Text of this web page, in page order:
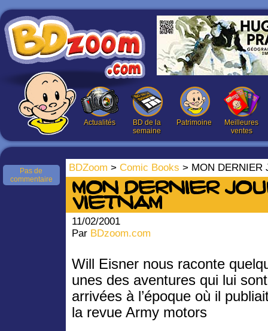
Actualités
BD de la
semaine
Patrimoine
Meilleures
ventes
BDZoom > Comic Books > MON DERNIER
Pas de
commentaire
MON DERNIER
VIETNAM
11/02/2001
Par BDzoom.com
Will Eisner nous raconte
unes des aventures qui lui sont
arrivées à l’époque où il
la revue Army motors